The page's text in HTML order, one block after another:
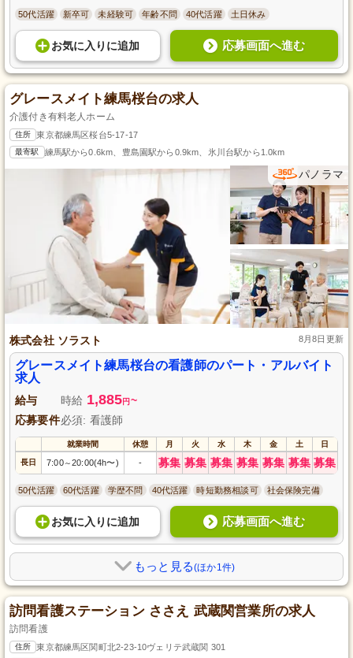
50代活躍 新卒可 未経験可 年齢不問 40代活躍 土日休み
お気に入り に追加 応募画面へ進む
グレースメイト練馬桜台の求人
介護付き有料老人ホーム
住所 東京都練馬区桜台5-17-17
最寄駅 練馬駅から0.6km、豊島園駅から0.9km、氷川台駅から1.0km
パノラマ
株式会社 ソラスト 8月8日更新
グレースメイト練馬桜台の看護師のパート・アルバイト
求人
給与 時給 1,885円 ~
応募要件必須: 看護師
就業時間 休憩 月 火 水 木 金 土 日
長日 7:00～20:00(4h〜) - 募集 募集 募集 募集 募集 募集 募集
50代活躍 60代活躍 学歴不問 40代活躍 時短勤務相談可 社会保険完備
お気に入り に追加 応募画面へ進む
もっと見る(ほか1件)
訪問看護ステーション ささえ 武蔵関営業所の求人
訪問看護
住所 東京都練馬区関町北2-23-10ヴェリテ武蔵関 301